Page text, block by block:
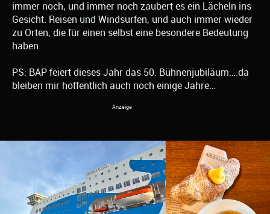
immer noch, und immer noch zaubert es ein Lächeln ins
Gesicht. Reisen und Windsurfen, und auch immer wieder
zu Orten, die für einen selbst eine besondere Bedeutung
haben.
PS: BAP feiert dieses Jahr das 50. Bühnenjubiläum….da
bleiben mir hoffentlich auch noch einige Jahre…